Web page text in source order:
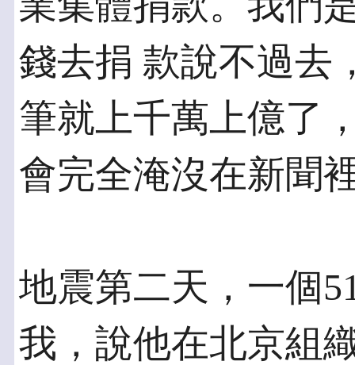
錢去捐 款說不過去
筆就上千萬上億了
會完全淹沒在新聞
地震第二天，一個
我，說他在北京組